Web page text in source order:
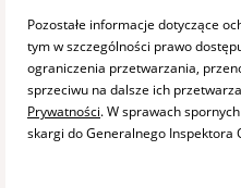
Pozostałe informacje dotyczące
tym w szczególności prawo
ograniczenia przetwarzania,
sprzeciwu na dalsze ich
Prywatności. W sprawach
skargi do Generalnego Inspektora